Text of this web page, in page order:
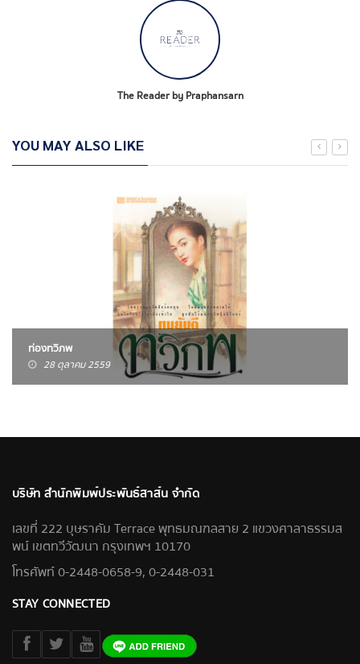
The Reader by Praphansarn
YOU MAY ALSO LIKE
ท่องทวิภพ
28 ตุลาคม 2559
บริษัท สำนักพิมพ์ประพันธ์สาส์น จำกัด
เลขที่ 222 บุษราคัม Terrace พุทธมณฑลสาย 2 แขวงศาลาธรรมส
พน์ เขตทวีวัฒนา กรุงเทพฯ 10170
โทรศัพท์ 0-2448-0658-9, 0-2448-031
STAY CONNECTED